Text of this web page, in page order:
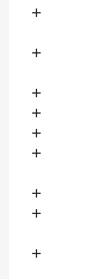








